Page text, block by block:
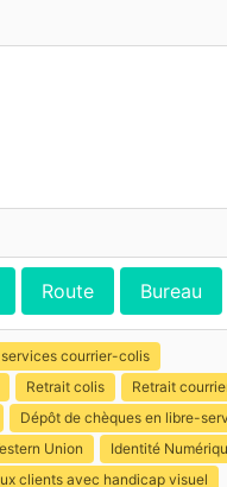
Route Bureau
courrier-colis
Retrait colis
Retrait
Dépôt de chèques en libre-
Union
Identité
clients avec handicap visuel